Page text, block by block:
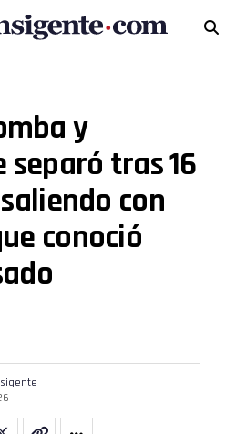
y
separó tras 16
con
conoció